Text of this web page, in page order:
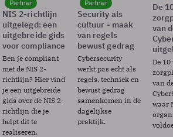
Partner
NIS 2-richtlijn
uitgelegd: een
uitgebreide gids
voor compliance
Ben je compliant
met de NIS 2-
richtlijn? Hier vind
je een uitgebreide
gids over de NIS 2-
richtlijn die je
helpt dit te
realiseren.
Partner
Security als
cultuur - maak
van regels
bewust gedrag
Cybersecurity
werkt pas echt als
regels, techniek en
bewust gedrag
samenkomen in de
dagelijkse
praktijk.
De
van
De
van
waar